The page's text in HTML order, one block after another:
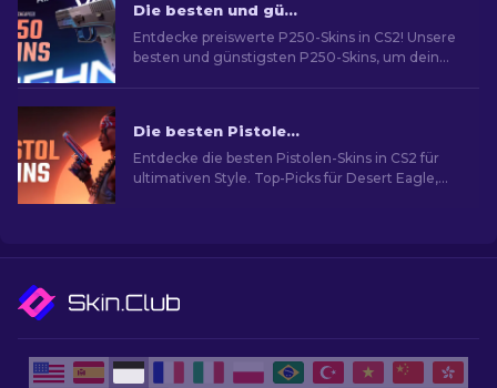
Die besten und günstigsten P250-Skins in CS2 [2026]
Entdecke preiswerte P250-Skins in CS2! Unsere
besten und günstigsten P250-Skins, um dein
Die besten Pistolen-Skins in CS2 [2026]
Entdecke die besten Pistolen-Skins in CS2 für
ultimativen Style. Top-Picks für Desert Eagle,